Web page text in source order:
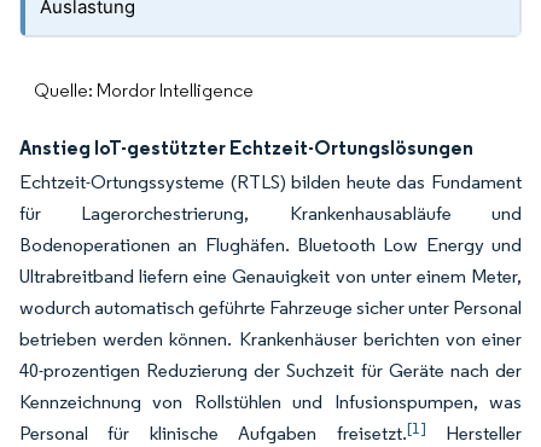
Auslastung
Quelle: Mordor Intelligence
Anstieg IoT-gestützter Echtzeit-Ortungslösungen
Echtzeit-Ortungssysteme (RTLS) bilden heute das Fundament
für Lagerorchestrierung, Krankenhausabläufe und
Bodenoperationen an Flughäfen. Bluetooth Low Energy und
Ultrabreitband liefern eine Genauigkeit von unter einem Meter,
wodurch automatisch geführte Fahrzeuge sicher unter Personal
betrieben werden können. Krankenhäuser berichten von einer
40-prozentigen Reduzierung der Suchzeit für Geräte nach der
Kennzeichnung von Rollstühlen und Infusionspumpen, was
Personal für klinische Aufgaben freisetzt.[1] Hersteller